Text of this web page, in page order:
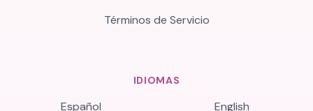
Términos de Servicio
IDIOMAS
Español English